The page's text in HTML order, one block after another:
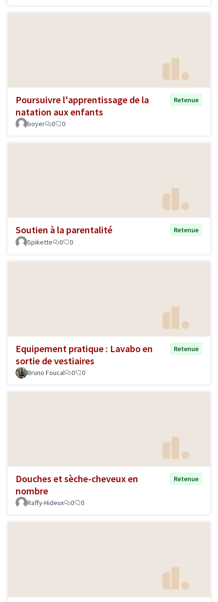
Poursuivre l'apprentissage de la
natation aux enfants
Retenue
boyer 0 0
Soutien à la parentalité
Retenue
Spikette
0 0
Equipement pratique : Lavabo en
sortie de vestiaires
Retenue
Bruno Foucal 0 0
Douches et sèche-cheveux en
nombre
Retenue
Raffy-Hideux 0 0